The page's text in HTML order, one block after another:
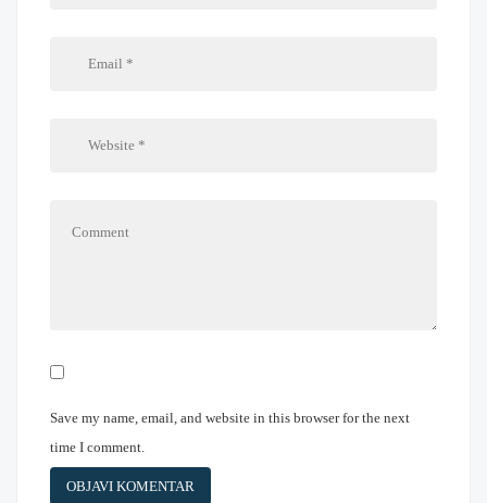
Save my name, email, and website in this browser for the next
time I comment.